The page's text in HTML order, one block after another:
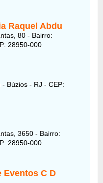
Raquel Abdu
80 - Bairro:
28950-000
Búzios - RJ - CEP:
3650 - Bairro:
28950-000
Eventos C D